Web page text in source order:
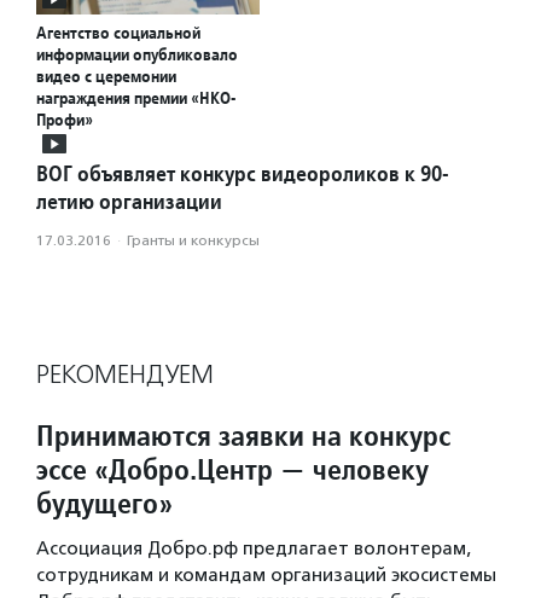
Агентство социальной
информации опубликовало
видео с церемонии
награждения премии «НКО-
Профи»
ВОГ объявляет конкурс видеороликов к 90-
летию организации
17.03.2016 · Гранты и конкурсы
РЕКОМЕНДУЕМ
Принимаются заявки на конкурс
эссе «Добро.Центр — человеку
будущего»
Ассоциация Добро.рф предлагает волонтерам,
сотрудникам и командам организаций экосистемы